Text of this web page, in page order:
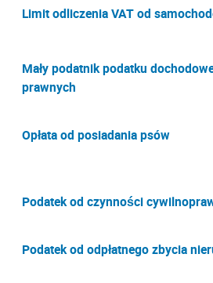
Limit odliczenia VAT od
Mały podatnik podatku
prawnych
Opłata od posiadania psów
Podatek od czynności
Podatek od odpłatnego zbycia